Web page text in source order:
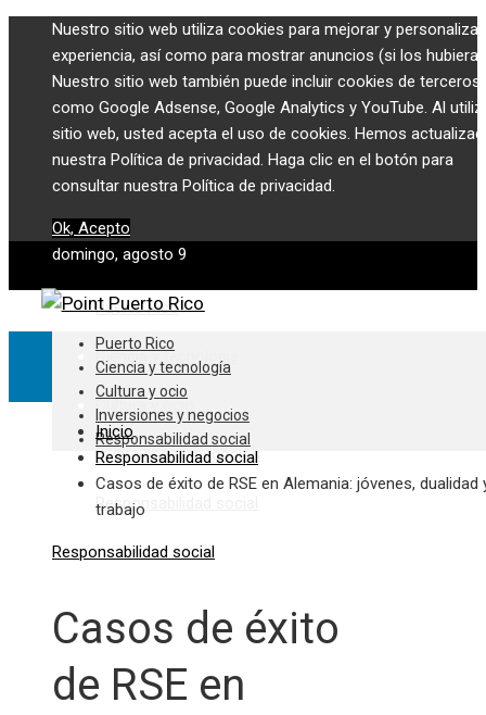
Nuestro sitio web utiliza cookies para mejorar y
experiencia, así como para mostrar anuncios (si los hubiera).
Nuestro sitio web también puede incluir cookies de terceros,
como Google Adsense, Google Analytics y YouTube. Al
sitio web, usted acepta el uso de cookies. Hemos
nuestra Política de privacidad. Haga clic en el botón para
consultar nuestra Política de privacidad.
Ok, Acepto
domingo, agosto 9
Puerto Rico
Ciencia y tecnología
Cultura y ocio
Inversiones y negocios
Responsabilidad social
Puerto Rico
Ciencia y tecnología
Cultura y ocio
Inversiones y negocios
Responsabilidad social
Inicio
Responsabilidad social
Casos de éxito de RSE en Alemania: jóvenes, dualidad
trabajo
Responsabilidad social
Casos de éxito
de RSE en